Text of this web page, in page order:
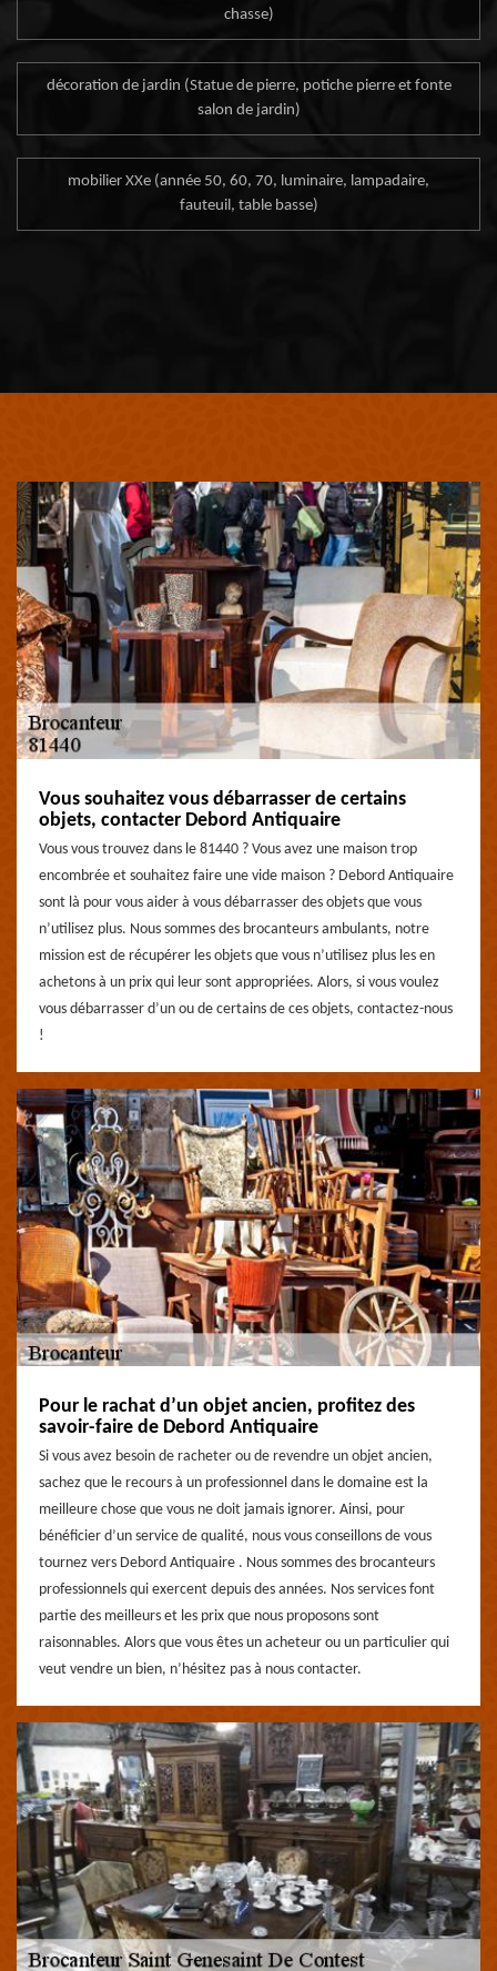
chasse)
décoration de jardin (Statue de pierre, potiche pierre et fonte
salon de jardin)
mobilier XXe (année 50, 60, 70, luminaire, lampadaire,
fauteuil, table basse)
Vous souhaitez vous débarrasser de certains
objets, contacter Debord Antiquaire
Vous vous trouvez dans le 81440 ? Vous avez une maison trop
encombrée et souhaitez faire une vide maison ? Debord Antiquaire
sont là pour vous aider à vous débarrasser des objets que vous
n’utilisez plus. Nous sommes des brocanteurs ambulants, notre
mission est de récupérer les objets que vous n’utilisez plus les en
achetons à un prix qui leur sont appropriées. Alors, si vous voulez
vous débarrasser d’un ou de certains de ces objets, contactez-nous
!
Pour le rachat d’un objet ancien, profitez des
savoir-faire de Debord Antiquaire
Si vous avez besoin de racheter ou de revendre un objet ancien,
sachez que le recours à un professionnel dans le domaine est la
meilleure chose que vous ne doit jamais ignorer. Ainsi, pour
bénéficier d’un service de qualité, nous vous conseillons de vous
tournez vers Debord Antiquaire . Nous sommes des brocanteurs
professionnels qui exercent depuis des années. Nos services font
partie des meilleurs et les prix que nous proposons sont
raisonnables. Alors que vous êtes un acheteur ou un particulier qui
veut vendre un bien, n’hésitez pas à nous contacter.